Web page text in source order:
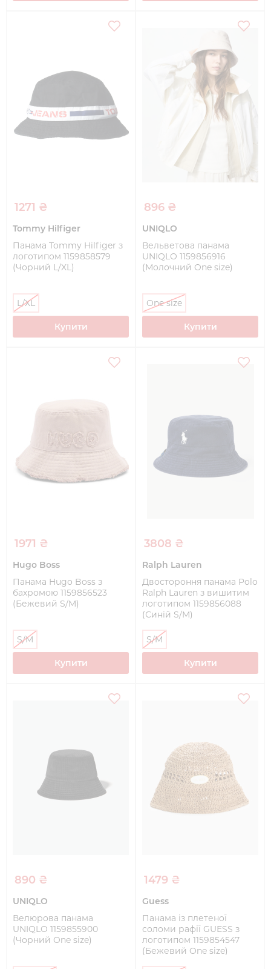
1271 ₴
Tommy Hilfiger
Панама Tommy Hilfiger з
логотипом 1159858579
(Чорний L/XL)
L/XL
Купити
896 ₴
UNIQLO
Вельветова панама
UNIQLO 1159856916
(Молочний One size)
One size
Купити
1971 ₴
Hugo Boss
Панама Hugo Boss з
бахромою 1159856523
(Бежевий S/M)
S/M
Купити
3808 ₴
Ralph Lauren
Двостороння панама Polo
Ralph Lauren з вишитим
логотипом 1159856088
(Синій S/M)
S/M
Купити
890 ₴
UNIQLO
Велюрова панама
UNIQLO 1159855900
(Чорний One size)
1479 ₴
Guess
Панама із плетеної
соломи рафії GUESS з
логотипом 1159854547
(Бежевий One size)